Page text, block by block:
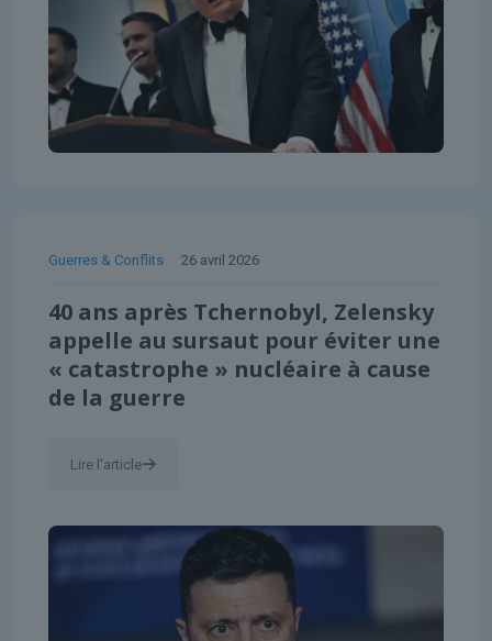
Guerres & Conflits 26 avril 2026
40 ans après Tchernobyl, Zelensky
appelle au sursaut pour éviter une
« catastrophe » nucléaire à cause
de la guerre
Lire l'article